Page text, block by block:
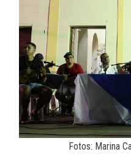
Fotos: Marina